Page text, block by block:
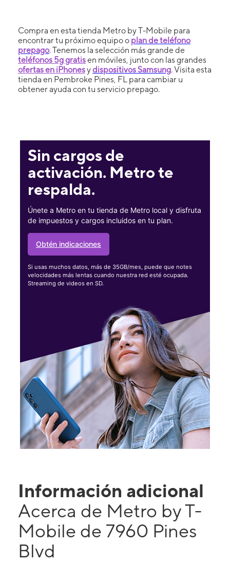
Compra en esta tienda Metro by T-Mobile para
encontrar tu próximo equipo o plan de teléfono
prepago. Tenemos la selección más grande de
teléfonos 5g gratisen móviles, junto con las grandes
ofertas en iPhonesydispositivos Samsung. Visita esta
tienda en Pembroke Pines, FL para cambiar u
obtener ayuda con tu servicio prepago.
Sin cargos de
activación. Metro te
respalda.
Únete a Metro en tu tienda de Metro local y disfruta
de impuestos y cargos incluidos en tu plan.
Obtén indicaciones
Si usas muchos datos, más de 35GB/mes, puede que notes
velocidades más lentas cuando nuestra red esté ocupada.
Streaming de videos en SD.
Información adicional
Acerca de Metro by T-
Mobile de 7960 Pines
Blvd